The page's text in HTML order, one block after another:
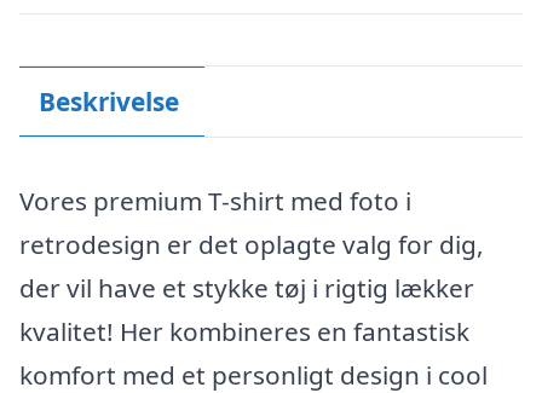
Beskrivelse
Vores premium T-shirt med foto i
retrodesign er det oplagte valg for dig,
der vil have et stykke tøj i rigtig lækker
kvalitet! Her kombineres en fantastisk
komfort med et personligt design i cool